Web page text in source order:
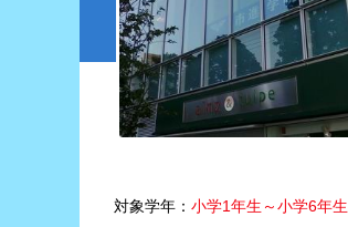
対象学年： 小学1年生～小学6年生